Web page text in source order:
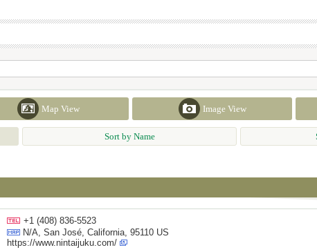
Map View Image View
Sort by Name
+1 (408) 836-5523
N/A, San José, California, 95110 US
https://www.nintaijuku.com/